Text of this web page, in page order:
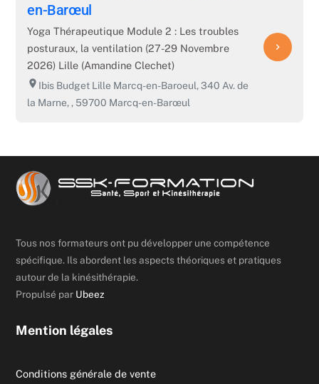
en-Barœul
Yoga Thérapeutique Module 2 : Les troubles
posturaux, la ventilation (27-29 Novembre
2026) Lille (Amandine Clechet)
room Ibis Budget Lille Marcq-en-Baroeul, 340 Av. de
la Marne, , 59700 Marcq-en-Barœul
navigate_next
Tous nos formateurs ont pu développer une compétence
spécifique. Ils abordent les aspects théoriques et pratiques
autour de la kinésithérapie.
Propulsé par Ubeez
Mention légales
Conditions générale de vente